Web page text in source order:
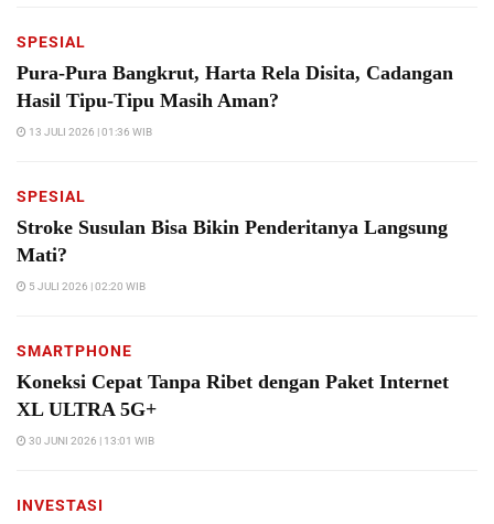
SPESIAL
Pura-Pura Bangkrut, Harta Rela Disita, Cadangan
Hasil Tipu-Tipu Masih Aman?
13 JULI 2026 | 01:36 WIB
SPESIAL
Stroke Susulan Bisa Bikin Penderitanya Langsung
Mati?
5 JULI 2026 | 02:20 WIB
SMARTPHONE
Koneksi Cepat Tanpa Ribet dengan Paket Internet
XL ULTRA 5G+
30 JUNI 2026 | 13:01 WIB
INVESTASI